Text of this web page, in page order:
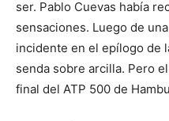
ser. Pablo Cuevas había
sensaciones. Luego de
incidente en el epílogo de
senda sobre arcilla. Pero
final del ATP 500 de